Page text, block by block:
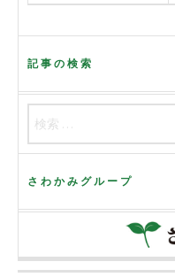
記事の検索
さわかみグループ